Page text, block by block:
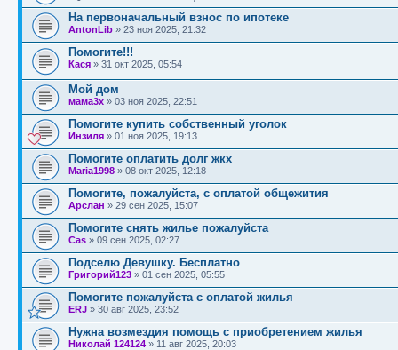
На первоначальный взнос по ипотеке
AntonLib » 23 ноя 2025, 21:32
Помогите!!!
Кася » 31 окт 2025, 05:54
Мой дом
мама3х » 03 ноя 2025, 22:51
Помогите купить собственный уголок
Инзиля » 01 ноя 2025, 19:13
Помогите оплатить долг жкх
Maria1998 » 08 окт 2025, 12:18
Помогите, пожалуйста, с оплатой общежития
Арслан » 29 сен 2025, 15:07
Помогите снять жилье пожалуйста
Cas » 09 сен 2025, 02:27
Подселю Девушку. Бесплатно
Григорий123 » 01 сен 2025, 05:55
Помогите пожалуйста с оплатой жилья
ERJ » 30 авг 2025, 23:52
Нужна возмездия помощь с приобретением жилья
Николай 124124 » 11 авг 2025, 20:03